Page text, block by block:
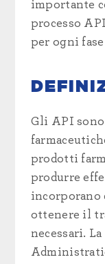
importante
processo
per ogni
Gli API sono
prodotti
produrre
ottenere il
necessari.